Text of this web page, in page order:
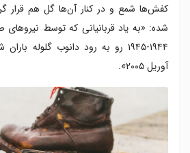
کفش‌ها شمع و در کنار آن‌ها گل هم قرار
شده: «به یاد قربانیانی که توسط
آوریل ۲۰۰۵».